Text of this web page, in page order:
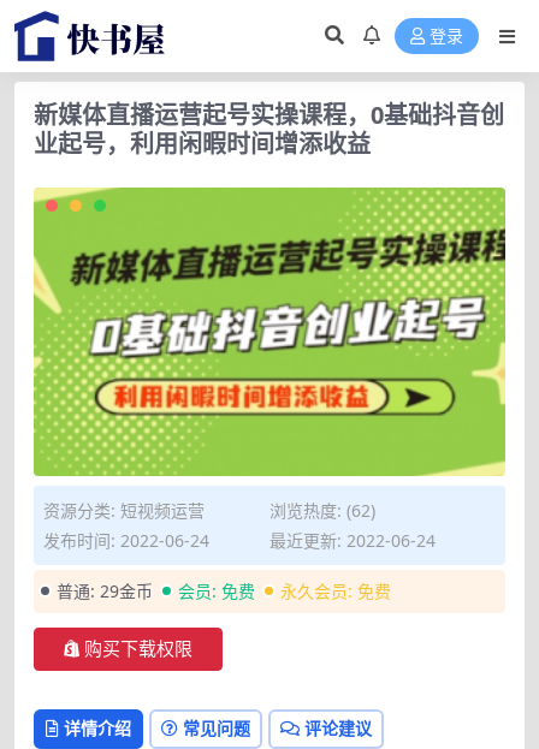
登录
新媒体直播运营起号实操课程，0基础抖音创
业起号，利用闲暇时间增添收益
资源分类: 短视频运营
浏览热度: (62)
发布时间: 2022-06-24
最近更新: 2022-06-24
普通: 29金币 会员: 免费 永久会员: 免费
购买下载权限
详情介绍 常见问题 评论建议